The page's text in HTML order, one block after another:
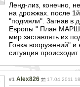
Ленд-лиз, конечно,
на дрожжах. после
"подмяли". Загнав в
Европы " План
мир заставлять их
Гонка вооружений"
ситуация
#1 Alex826 17.04.2011